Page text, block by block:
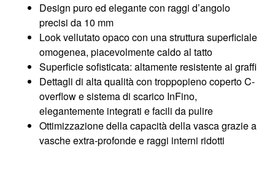
Design puro ed elegante con raggi d’angolo
precisi da 10 mm
Look vellutato opaco con una struttura superficiale
omogenea, piacevolmente caldo al tatto
Superficie sofisticata: altamente resistente ai graffi
Dettagli di alta qualità con troppopieno coperto C-
overflow e sistema di scarico InFino,
elegantemente integrati e facili da pulire
Ottimizzazione della capacità della vasca grazie a
vasche extra-profonde e raggi interni ridotti